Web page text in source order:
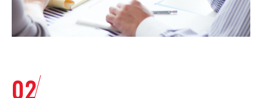
02